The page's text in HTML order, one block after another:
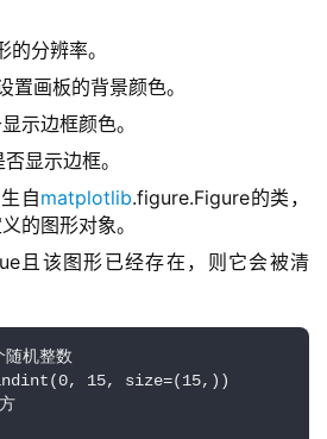
的分辨率。
置画板的背景颜色。
示边框颜色。
显示边框。
自matplotlib.figure.Figure的类，
的图形对象。
且该图形已经存在，则它会被清
机整数
15, size=(15,))